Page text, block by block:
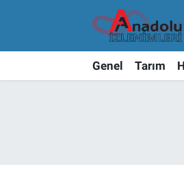
Genel Tarım